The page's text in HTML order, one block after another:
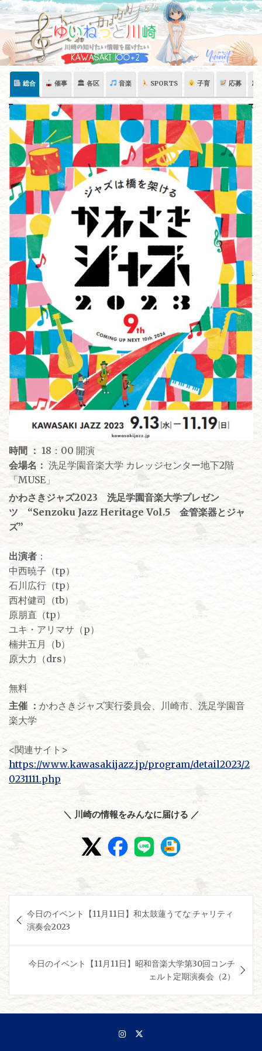
Skip
content
総合 催事 🏛 各区 音楽 SPORTS 子育 応募 🏛
時間 ： 18：00 開演
会場名： 洗足学園音楽大学 カレッジセンター地下2階
「MUSE」
かわさきジャズ2023 洗足学園音楽大学プレゼン
ツ “Senzoku Jazz Heritage Vol.5 金管楽器とジャ
ズ”
出演者 ：
中西暁子（tp）
石川広行（tp）
西村健司（tb）
原朋直（tp）
ユキ・アリマサ（p）
楠井五月（b）
原大力（drs）
無料
主催 ： かわさきジャズ実行委員会、川崎市、洗足学園音
楽大学
<関連サイト>
https://www.kawasakijazz.jp/program/detail2023/2
0231111.php
＼ 川崎の情報をみんなに届ける ／
稿
ナ
ー
シ
今日のイベント【11月11日】和太鼓蓮うてな チャリティ
演奏会2023
今日のイベント【11月11日】昭和音楽大学第30回コンチ
ェルト定期演奏会（2）